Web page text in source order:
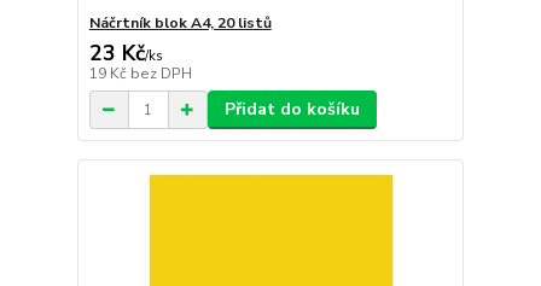
Náčrtník blok A4, 20 listů
23 Kč/ks
19 Kč bez DPH
Přidat do košíku